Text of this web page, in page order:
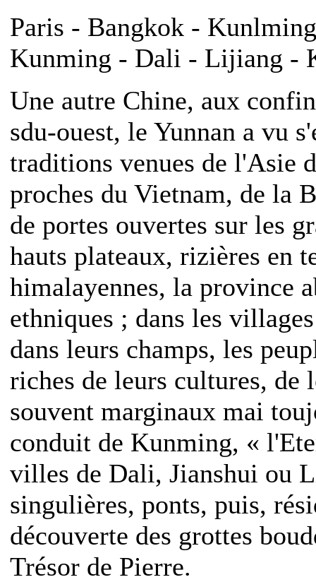
Paris - Bangkok -
Kunming - Dali - Lijiang -
Une autre Chine, aux
sdu-ouest, le Yunnan a vu
traditions venues de l'Asie
proches du Vietnam, de la
de portes ouvertes sur les
hauts plateaux, rizières en
himalayennes, la province
ethniques ; dans les
dans leurs champs, les
riches de leurs cultures, de
souvent marginaux mai
conduit de Kunming, «
villes de Dali, Jianshui ou
singulières, ponts, puis,
découverte des grottes
Trésor de Pierre.